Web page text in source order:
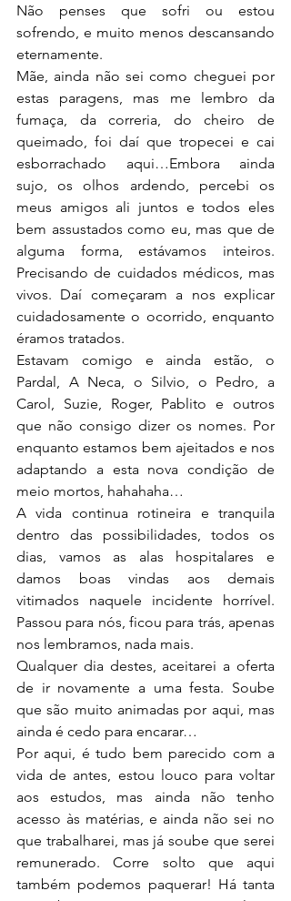
Não penses que sofri ou estou
sofrendo, e muito menos descansando
eternamente.
Mãe, ainda não sei como cheguei por
estas paragens, mas me lembro da
fumaça, da correria, do cheiro de
queimado, foi daí que tropecei e cai
esborrachado aqui…Embora ainda
sujo, os olhos ardendo, percebi os
meus amigos ali juntos e todos eles
bem assustados como eu, mas que de
alguma forma, estávamos inteiros.
Precisando de cuidados médicos, mas
vivos. Daí começaram a nos explicar
cuidadosamente o ocorrido, enquanto
éramos tratados.
Estavam comigo e ainda estão, o
Pardal, A Neca, o Silvio, o Pedro, a
Carol, Suzie, Roger, Pablito e outros
que não consigo dizer os nomes. Por
enquanto estamos bem ajeitados e nos
adaptando a esta nova condição de
meio mortos, hahahaha…
A vida continua rotineira e tranquila
dentro das possibilidades, todos os
dias, vamos as alas hospitalares e
damos boas vindas aos demais
vitimados naquele incidente horrível.
Passou para nós, ficou para trás, apenas
nos lembramos, nada mais.
Qualquer dia destes, aceitarei a oferta
de ir novamente a uma festa. Soube
que são muito animadas por aqui, mas
ainda é cedo para encarar…
Por aqui, é tudo bem parecido com a
vida de antes, estou louco para voltar
aos estudos, mas ainda não tenho
acesso às matérias, e ainda não sei no
que trabalharei, mas já soube que serei
remunerado. Corre solto que aqui
também podemos paquerar! Há tanta